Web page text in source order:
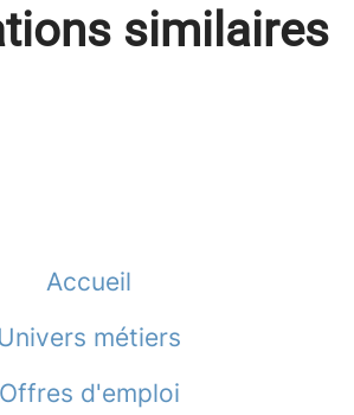
similaires
: et si on vous aidait
chez Fovéa : le
avant de signer
Accueil
métiers
Offres d'emploi